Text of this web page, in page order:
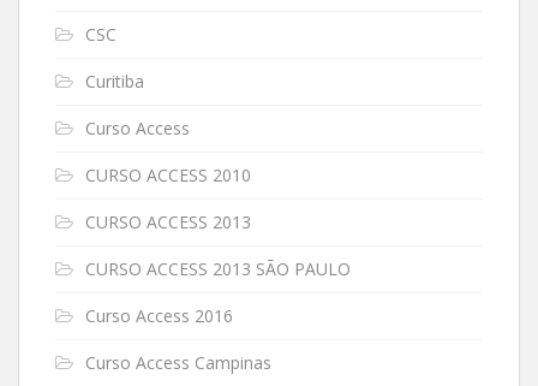
CSC
Curitiba
Curso Access
CURSO ACCESS 2010
CURSO ACCESS 2013
CURSO ACCESS 2013 SÃO PAULO
Curso Access 2016
Curso Access Campinas